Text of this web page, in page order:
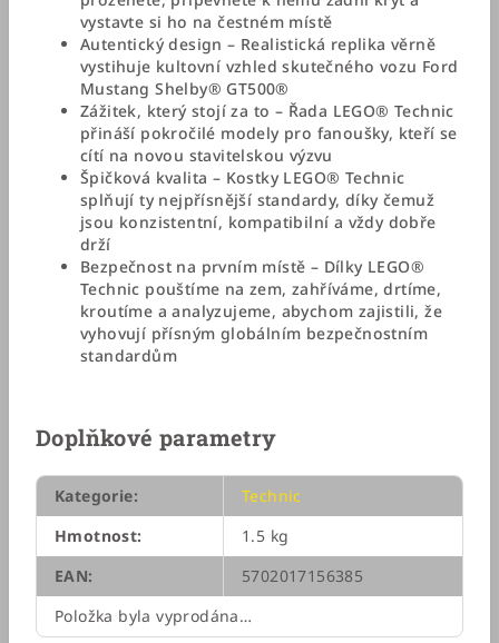
vystavte si ho na čestném místě
Autentický design – Realistická replika věrně
vystihuje kultovní vzhled skutečného vozu Ford
Mustang Shelby® GT500®
Zážitek, který stojí za to – Řada LEGO® Technic
přináší pokročilé modely pro fanoušky, kteří se
cítí na novou stavitelskou výzvu
Špičková kvalita – Kostky LEGO® Technic
splňují ty nejpřísnější standardy, díky čemuž
jsou konzistentní, kompatibilní a vždy dobře
drží
Bezpečnost na prvním místě – Dílky LEGO®
Technic pouštíme na zem, zahříváme, drtíme,
kroutíme a analyzujeme, abychom zajistili, že
vyhovují přísným globálním bezpečnostním
standardům
Doplňkové parametry
Kategorie:
Technic
Hmotnost:
1.5 kg
EAN:
5702017156385
Položka byla vyprodána…